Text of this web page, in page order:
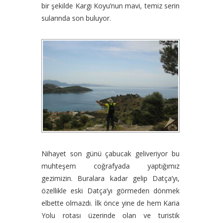
bir şekilde Kargı Koyu’nun mavi, temiz serin
sularında son buluyor.
Nihayet son günü çabucak geliveriyor bu
muhteşem coğrafyada yaptığımız
gezimizin. Buralara kadar gelip Datça’yı,
özellikle eski Datça’yı görmeden dönmek
elbette olmazdı. İlk önce yine de hem Karia
Yolu rotası üzerinde olan ve turistik